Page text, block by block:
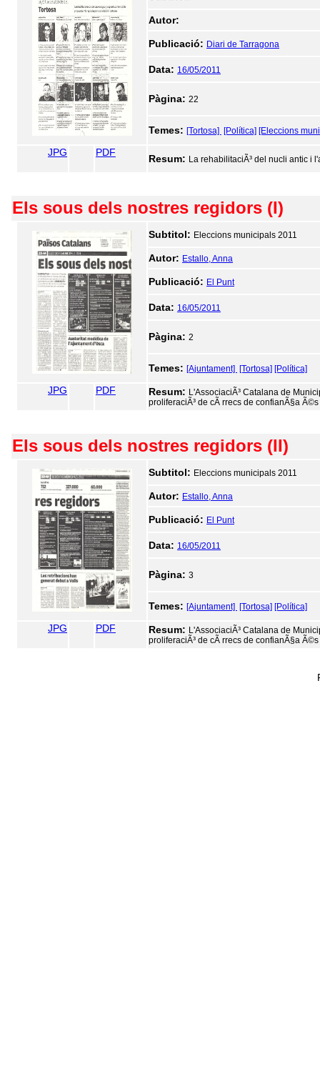
Autor:
Publicació: Diari de Tarragona
Data: 16/05/2011
Pàgina: 22
Temes: [Tortosa] [Política] [Eleccions
JPG PDF
Resum: La rehabilitaciÃ³ del nucli antic i
Els sous dels nostres regidors (I)
Subtitol: Eleccions municipals 2011
Autor: Estallo, Anna
Publicació: El Punt
Data: 16/05/2011
Pàgina: 2
Temes: [Ajuntament] [Tortosa] [Política]
JPG PDF Resum: L'AssociaciÃ³ Catalana de
proliferaciÃ³ de cÃ rrecs de confianÃ§a
Els sous dels nostres regidors (II)
Subtitol: Eleccions municipals 2011
Autor: Estallo, Anna
Publicació: El Punt
Data: 16/05/2011
Pàgina: 3
Temes: [Ajuntament] [Tortosa] [Política]
JPG PDF Resum: L'AssociaciÃ³ Catalana de
proliferaciÃ³ de cÃ rrecs de confianÃ§a